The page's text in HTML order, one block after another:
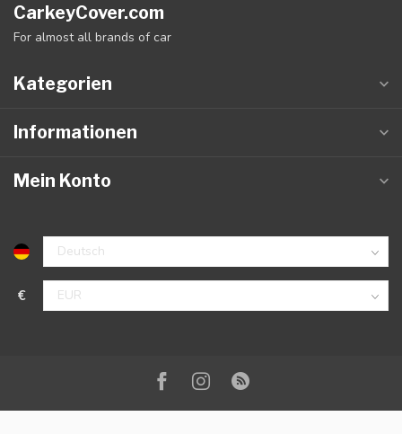
CarkeyCover.com
For almost all brands of car
Kategorien
Informationen
Mein Konto
€